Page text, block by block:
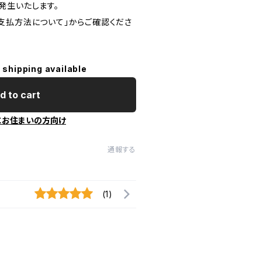
いたします。
方法について」からご確認くださ
available
to cart
住まいの方向け
通報する
(1)